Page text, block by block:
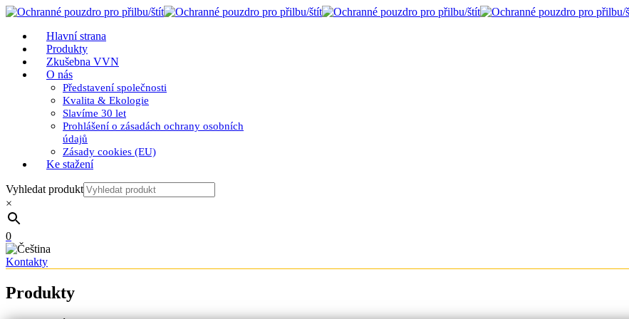
Hlavní strana
Produkty
Zkušebna VVN
O nás
Představení společnosti
Kvalita & Ekologie
Slavíme 30 let
Prohlášení o zásadách ochrany osobních
údajů
Zásady cookies (EU)
Ke stažení
Vyhledat produkt
×
0
Kontakty
Produkty